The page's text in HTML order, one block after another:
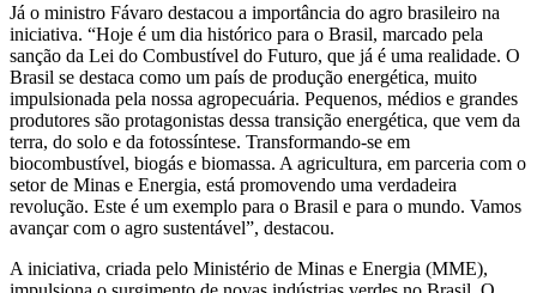
Já o ministro Fávaro destacou a importância do agro brasileiro na
iniciativa. “Hoje é um dia histórico para o Brasil, marcado pela
sanção da Lei do Combustível do Futuro, que já é uma realidade. O
Brasil se destaca como um país de produção energética, muito
impulsionada pela nossa agropecuária. Pequenos, médios e grandes
produtores são protagonistas dessa transição energética, que vem da
terra, do solo e da fotossíntese. Transformando-se em
biocombustível, biogás e biomassa. A agricultura, em parceria com o
setor de Minas e Energia, está promovendo uma verdadeira
revolução. Este é um exemplo para o Brasil e para o mundo. Vamos
avançar com o agro sustentável”, destacou.
A iniciativa, criada pelo Ministério de Minas e Energia (MME),